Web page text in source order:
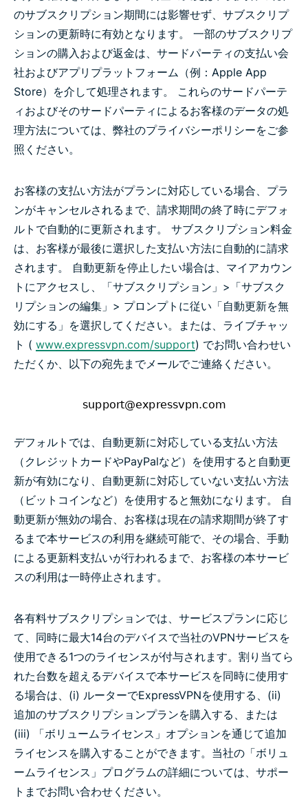
のサブスクリプション期間には影響せず、サブスクリプ
ションの更新時に有効となります。 一部のサブスクリプ
ションの購入および返金は、サードパーティの支払い会
社およびアプリプラットフォーム（例：Apple App
Store）を介して処理されます。 これらのサードパーテ
ィおよびそのサードパーティによるお客様のデータの処
理方法については、弊社のプライバシーポリシーをご参
照ください。
お客様の支払い方法がプランに対応している場合、プラ
ンがキャンセルされるまで、請求期間の終了時にデフォ
ルトで自動的に更新されます。 サブスクリプション料金
は、お客様が最後に選択した支払い方法に自動的に請求
されます。 自動更新を停止したい場合は、マイアカウン
トにアクセスし、「サブスクリプション」>「サブスク
リプションの編集」> プロンプトに従い「自動更新を無
効にする」を選択してください。または、ライブチャッ
ト ( www.expressvpn.com/support) でお問い合わせい
ただくか、以下の宛先までメールでご連絡ください。
デフォルトでは、自動更新に対応している支払い方法
（クレジットカードやPayPalなど）を使用すると自動更
新が有効になり、自動更新に対応していない支払い方法
（ビットコインなど）を使用すると無効になります。 自
動更新が無効の場合、お客様は現在の請求期間が終了す
るまで本サービスの利用を継続可能で、その場合、手動
による更新料支払いが行われるまで、お客様の本サービ
スの利用は一時停止されます。
各有料サブスクリプションでは、サービスプランに応じ
て、同時に最大14台のデバイスで当社のVPNサービスを
使用できる1つのライセンスが付与されます。割り当てら
れた台数を超えるデバイスで本サービスを同時に使用す
る場合は、(i) ルーターでExpressVPNを使用する、(ii)
追加のサブスクリプションプランを購入する、または
(iii) 「ボリュームライセンス」オプションを通じて追加
ライセンスを購入することができます。当社の「ボリュ
ームライセンス」プログラムの詳細については、サポー
トまでお問い合わせください。